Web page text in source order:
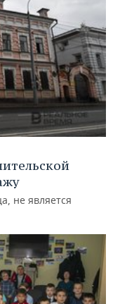
не является